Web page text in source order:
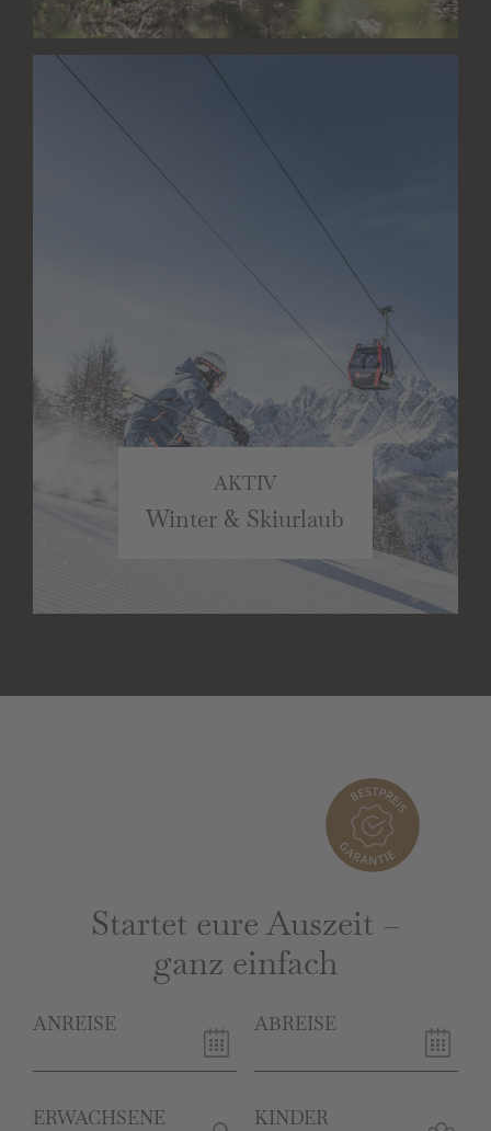
AKTIV
Winter & Skiurlaub
Startet eure Auszeit –
ganz einfach
ANREISE ABREISE
ERWACHSENE KINDER